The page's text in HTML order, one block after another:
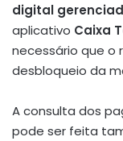
digital
aplicativo Caixa
necessário que o
desbloqueio da
A consulta dos
pode ser feita